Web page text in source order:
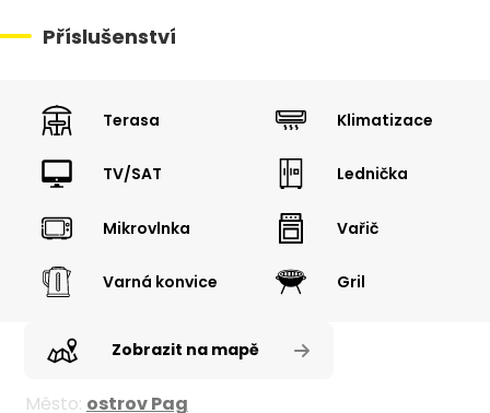
Příslušenství
Terasa Klimatizace
TV/SAT Lednička
Mikrovlnka Vařič
Varná konvice Gril
Zobrazit na mapě
Město: ostrov Pag